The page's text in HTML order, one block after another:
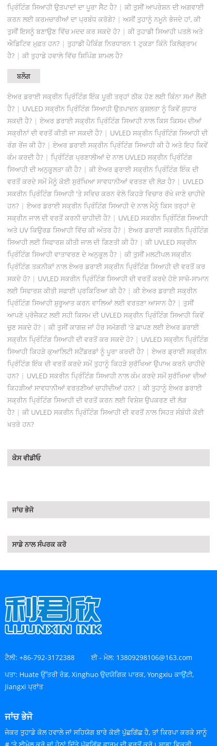
ਪ੍ਰਿੰਟਿੰਗ ਸਿਆਹੀ ਉਤਪਾਦਾਂ ਦਾ ਪੂਰਾ ਸੈੱਟ ਹੈ? | ਕੀ ਤੁਸੀਂ ਆਪਰੇਸ਼ਨ ਦੀ ਅਗਵਾਈ
ਕਰਨ ਲਈ ਕਰਮਚਾਰੀਆਂ ਦਾ ਪ੍ਰਬੰਧ ਕਰੋਗੇ? | ਅਸੀਂ ਤੁਹਾਨੂੰ ਨਮੂਨੇ ਭੇਜਦੇ ਹਾਂ, ਕੀ
ਤੁਸੀਂ ਇਸਨੂੰ ਬਣਾਉਣ ਵਿੱਚ ਮਦਦ ਕਰ ਸਕਦੇ ਹੋ? | ਕੀ ਤੁਹਾਡੀ ਸਿਆਹੀ ਪਤਲੇ ਅਤੇ
ਐਡਿਟਿਵ ਮੁਫ਼ਤ ਹਨ? | ਤੁਹਾਡੀ ਪੈਕਿੰਗ ਨਿਰਧਾਰਨ 1 ਟੁਕੜਾ ਕਿੰਨੇ ਕਿਲੋਗ੍ਰਾਮ
ਹੈ? | ਕੀ ਤੁਹਾਡੇ ਹਵਾਲੇ ਵਿੱਚ ਸ਼ਿਪਿੰਗ ਸ਼ਾਮਲ ਹੈ?
ਬਲੌਗ
ਏਅਰ ਡਰਾਈ ਸਕ੍ਰੀਨ ਪ੍ਰਿੰਟਿੰਗ ਇੰਕ ਪੂਰੀ ਤਰ੍ਹਾਂ ਠੀਕ ਹੋਣ ਲਈ ਕਿੰਨਾ ਸਮਾਂ ਲੈਂਦੀ
ਹੈ? | UVLED ਸਕ੍ਰੀਨ ਪ੍ਰਿੰਟਿੰਗ ਸਿਆਹੀ ਉਤਪਾਦਨ ਕੁਸ਼ਲਤਾ ਨੂੰ ਕਿਵੇਂ ਸੁਧਾਰ
ਸਕਦੀ ਹੈ? | ਏਅਰ ਡਰਾਈ ਸਕ੍ਰੀਨ ਪ੍ਰਿੰਟਿੰਗ ਸਿਆਹੀ ਨਾਲ ਕਿਸ ਕਿਸਮ ਦੀਆਂ
ਸਕ੍ਰੀਨਾਂ ਦੀ ਵਰਤੋਂ ਕੀਤੀ ਜਾ ਸਕਦੀ ਹੈ? | UVLED ਸਕ੍ਰੀਨ ਪ੍ਰਿੰਟਿੰਗ ਸਿਆਹੀ ਦੀ
ਰੰਗ ਰੇਂਜ ਕੀ ਹੈ? | ਏਅਰ ਡਰਾਈ ਸਕ੍ਰੀਨ ਪ੍ਰਿੰਟਿੰਗ ਸਿਆਹੀ ਕੀ ਹੈ ਅਤੇ ਇਹ ਕਿਵੇਂ
ਕੰਮ ਕਰਦੀ ਹੈ? | ਪ੍ਰਿੰਟਿੰਗ ਪ੍ਰਣਾਲੀਆਂ ਦੇ ਨਾਲ UVLED ਸਕ੍ਰੀਨ ਪ੍ਰਿੰਟਿੰਗ
ਸਿਆਹੀ ਦੀ ਅਨੁਕੂਲਤਾ ਕੀ ਹੈ? | ਕੀ ਏਅਰ ਡ੍ਰਾਈ ਸਕ੍ਰੀਨ ਪ੍ਰਿੰਟਿੰਗ ਇੰਕ ਦੀ
ਵਰਤੋਂ ਕਰਦੇ ਸਮੇਂ ਮੈਨੂੰ ਕੋਈ ਸੁਰੱਖਿਆ ਸਾਵਧਾਨੀਆਂ ਵਰਤਣ ਦੀ ਲੋੜ ਹੈ? | UVLED
ਸਕਰੀਨ ਪ੍ਰਿੰਟਿੰਗ ਸਿਆਹੀ 'ਤੇ ਸਵਿਚ ਕਰਨ ਵੇਲੇ ਕਿਹੜੇ ਵਿਚਾਰ ਰੱਖੇ ਜਾਣੇ ਚਾਹੀਦੇ
ਹਨ? | ਏਅਰ ਡਰਾਈ ਸਕ੍ਰੀਨ ਪ੍ਰਿੰਟਿੰਗ ਸਿਆਹੀ ਦੇ ਨਾਲ ਮੈਨੂੰ ਕਿਸ ਤਰ੍ਹਾਂ ਦੇ
ਸਕ੍ਰੀਨ ਜਾਲ ਦੀ ਵਰਤੋਂ ਕਰਨੀ ਚਾਹੀਦੀ ਹੈ? | UVLED ਸਕਰੀਨ ਪ੍ਰਿੰਟਿੰਗ ਸਿਆਹੀ
ਅਤੇ UV ਕਿਉਰਡ ਸਿਆਹੀ ਵਿੱਚ ਕੀ ਅੰਤਰ ਹੈ? | ਏਅਰ ਡਰਾਈ ਸਕਰੀਨ ਪ੍ਰਿੰਟਿੰਗ
ਸਿਆਹੀ ਲਈ ਸਿਫਾਰਸ਼ ਕੀਤੀ ਜਾਲ ਦੀ ਗਿਣਤੀ ਕੀ ਹੈ? | ਕੀ UVLED ਸਕ੍ਰੀਨ
ਪ੍ਰਿੰਟਿੰਗ ਸਿਆਹੀ ਵਾਤਾਵਰਣ ਦੇ ਅਨੁਕੂਲ ਹੈ? | ਕੀ ਤੁਸੀਂ ਮਲਟੀਪਲ ਸਕ੍ਰੀਨ
ਪ੍ਰਿੰਟਿੰਗ ਤਕਨੀਕਾਂ ਨਾਲ ਏਅਰ ਡਰਾਈ ਸਕ੍ਰੀਨ ਪ੍ਰਿੰਟਿੰਗ ਸਿਆਹੀ ਦੀ ਵਰਤੋਂ ਕਰ
ਸਕਦੇ ਹੋ? | UVLED ਸਕਰੀਨ ਪ੍ਰਿੰਟਿੰਗ ਸਿਆਹੀ ਦੀ ਵਰਤੋਂ ਕਰਦੇ ਹੋਏ ਸਾਜ਼ੋ-ਸਾਮਾਨ
ਲਈ ਸਿਫਾਰਸ਼ ਕੀਤੀ ਸਫਾਈ ਪ੍ਰਕਿਰਿਆ ਕੀ ਹੈ? | ਕੀ ਏਅਰ ਡਰਾਈ ਸਕ੍ਰੀਨ
ਪ੍ਰਿੰਟਿੰਗ ਸਿਆਹੀ ਸ਼ੁਰੂਆਤ ਕਰਨ ਵਾਲਿਆਂ ਲਈ ਵਰਤਣਾ ਆਸਾਨ ਹੈ? | ਤੁਸੀਂ
ਆਪਣੇ ਪ੍ਰੋਜੈਕਟ ਲਈ ਸਹੀ ਕਿਸਮ ਦੀ UVLED ਸਕ੍ਰੀਨ ਪ੍ਰਿੰਟਿੰਗ ਸਿਆਹੀ ਕਿਵੇਂ
ਚੁਣ ਸਕਦੇ ਹੋ? | ਕੀ ਤੁਸੀਂ ਕਾਗਜ਼ ਜਾਂ ਹੋਰ ਸਮੱਗਰੀ 'ਤੇ ਛਾਪਣ ਲਈ ਏਅਰ ਡਰਾਈ
ਸਕ੍ਰੀਨ ਪ੍ਰਿੰਟਿੰਗ ਸਿਆਹੀ ਦੀ ਵਰਤੋਂ ਕਰ ਸਕਦੇ ਹੋ? | UVLED ਸਕ੍ਰੀਨ ਪ੍ਰਿੰਟਿੰਗ
ਸਿਆਹੀ ਕਿਹੜੇ ਕੁਆਲਿਟੀ ਸਟੈਂਡਰਡਾਂ ਨੂੰ ਪੂਰਾ ਕਰਦੀ ਹੈ? | ਏਅਰ ਡ੍ਰਾਈ ਸਕ੍ਰੀਨ
ਪ੍ਰਿੰਟਿੰਗ ਇੰਕ ਦੀ ਵਰਤੋਂ ਕਰਦੇ ਸਮੇਂ ਤੁਹਾਨੂੰ ਕਿਹੜੇ ਸੁਰੱਖਿਆ ਉਪਾਅ ਕਰਨੇ ਚਾਹੀਦੇ
ਹਨ? | UVLED ਸਕਰੀਨ ਪ੍ਰਿੰਟਿੰਗ ਸਿਆਹੀ ਨਾਲ ਕੰਮ ਕਰਦੇ ਸਮੇਂ ਸੁਰੱਖਿਆ ਦੀਆਂ
ਕਿਹੜੀਆਂ ਸਾਵਧਾਨੀਆਂ ਵਰਤਣੀਆਂ ਚਾਹੀਦੀਆਂ ਹਨ? | ਕੀ ਤੁਹਾਨੂੰ ਏਅਰ ਡਰਾਈ
ਸਕ੍ਰੀਨ ਪ੍ਰਿੰਟਿੰਗ ਸਿਆਹੀ ਦੀ ਵਰਤੋਂ ਕਰਨ ਲਈ ਵਿਸ਼ੇਸ਼ ਉਪਕਰਣ ਦੀ ਲੋੜ
ਹੈ? | ਕੀ UVLED ਸਕਰੀਨ ਪ੍ਰਿੰਟਿੰਗ ਸਿਆਹੀ ਦੀ ਵਰਤੋਂ ਨਾਲ ਸਿਹਤ ਸੰਬੰਧੀ ਕੋਈ
ਖਤਰੇ ਹਨ?
ਕੇਸ ਵੀਡੀਓ
ਜਾਂਚ ਭੇਜੋ
ਸਾਡੇ ਨਾਲ ਸੰਪਰਕ ਕਰੋ
ਟੈਲੀ: +86-792-3172388 ਈ - ਮੇਲ: 13809298106@163.com
ਪਤਾ: Huate ਉੱਤਰੀ ਰੋਡ, Xinghuo ਉਦਯੋਗਿਕ ਪਾਰਕ, ​​Yongxiu ਕਾਉਂਟੀ,
Jiangxi ਪ੍ਰਾਂਤ
ਜਾਂਚ ਭੇਜੋ
ਜੇਕਰ ਤੁਹਾਡੇ ਕੋਲ ਹਵਾਲੇ ਜਾਂ ਸਹਿਯੋਗ ਬਾਰੇ ਕੋਈ ਪੁੱਛਗਿੱਛ ਹੈ, ਤਾਂ ਕਿਰਪਾ ਕਰਕੇ ਸਾਨੂੰ
# 'ਤੇ ਈਮੇਲ ਕਰੋ ਜਾਂ ਹੇਠਾਂ ਦਿੱਤੇ ਪੁੱਛਗਿੱਛ ਫਾਰਮ ਦੀ ਵਰਤੋਂ ਕਰੋ। ਸਾਡਾ ਵਿਕਰੀ